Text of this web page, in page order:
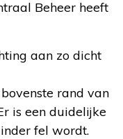
Beheer heeft
aan zo dicht
rand van
is een duidelijke
fel wordt.